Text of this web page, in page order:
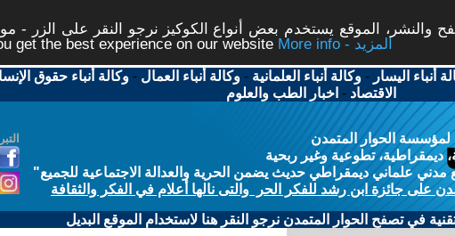
والنشر، الموقع يستخدم بعض أنواع الكوكيز نرجو النقر على الزر -
get the best experience on our website
More info - المزيد
أنباء اليسار -وكالة أنباء العلمانية -وكالة أنباء العمال -وكالة أنباء حقوق
الاقتصاد - اخبار الطب والعلوم
لمؤسسة الحوار المتمدن
ديمقراطية، تطوعية وغير ربحية
علماني ديمقراطي حديث يضمن الحرية والعدالة الاجتماعية للجميع"
على جائزة ابن رشد للفكر الحر والتى نالها أعلام في الفكر والثقافة
في تصفح الحوار المتمدن نرجو النقر هنا لاستخدام الموقع البديل